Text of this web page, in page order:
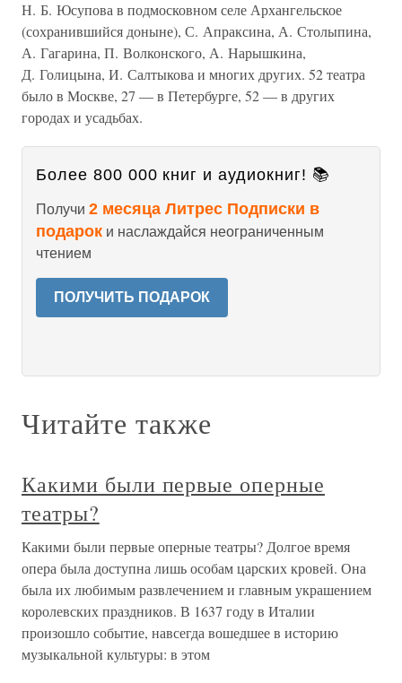
Н. Б. Юсупова в подмосковном селе Архангельское
(сохранившийся доныне), С. Апраксина, А. Столыпина,
А. Гагарина, П. Волконского, А. Нарышкина,
Д. Голицына, И. Салтыкова и многих других. 52 театра
было в Москве, 27 — в Петербурге, 52 — в других
городах и усадьбах.
Более 800 000 книг и аудиокниг! 📚
Получи 2 месяца Литрес Подписки в
подарок и наслаждайся неограниченным
чтением
ПОЛУЧИТЬ ПОДАРОК
Читайте также
Какими были первые оперные
театры?
Какими были первые оперные театры? Долгое время
опера была доступна лишь особам царских кровей. Она
была их любимым развлечением и главным украшением
королевских праздников. В 1637 году в Италии
произошло событие, навсегда вошедшее в историю
музыкальной культуры: в этом